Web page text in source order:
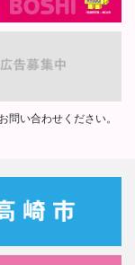
問い合わせください。